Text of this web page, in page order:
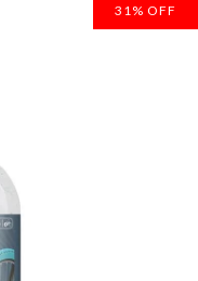
31 % OFF